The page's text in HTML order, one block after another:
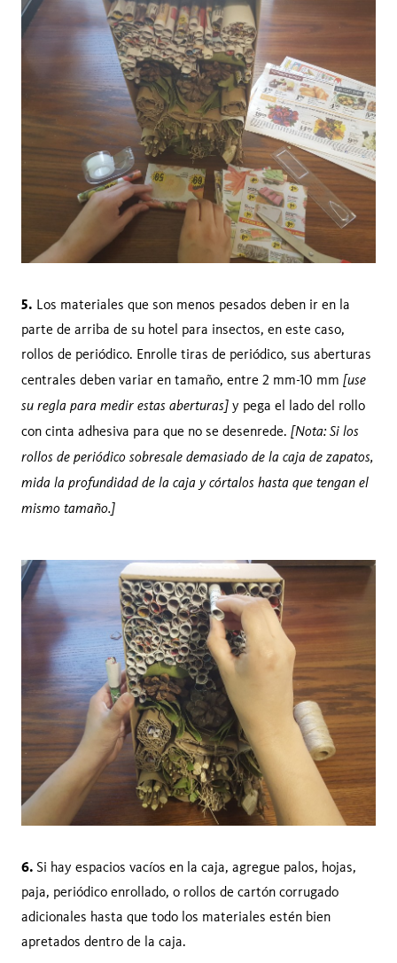
5. Los materiales que son menos pesados ​​deben ir en la
parte de arriba de su hotel para insectos, en este caso,
rollos de periódico. Enrolle tiras de periódico, sus aberturas
centrales deben variar en tamaño, entre 2 mm-10 mm [use
su regla para medir estas aberturas] y pega el lado del rollo
con cinta adhesiva para que no se desenrede. [Nota: Si los
rollos de periódico sobresale demasiado de la caja de zapatos,
mida la profundidad de la caja y córtalos hasta que tengan el
mismo tamaño.]
6. Si hay espacios vacíos en la caja, agregue palos, hojas,
paja, periódico enrollado, o rollos de cartón corrugado
adicionales hasta que todo los materiales estén bien
apretados dentro de la caja.